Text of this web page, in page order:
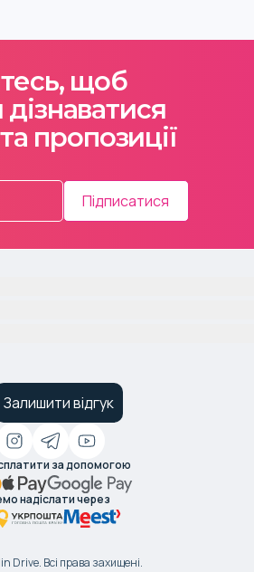
щоб
пропозиції
Підписатися
Залишити відгук
за допомогою
надіслати через
Drive. Всі права захищені.